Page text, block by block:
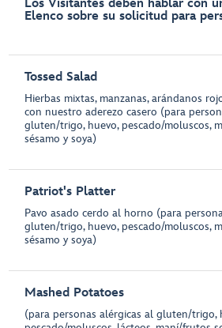
Los Visitantes deben hablar con
Elenco sobre su solicitud para
Tossed Salad
Hierbas mixtas, manzanas, arándanos
con nuestro aderezo casero (para
gluten/trigo, huevo, pescado/moluscos,
sésamo y soya)
Patriot's Platter
Pavo asado cerdo al horno (para
gluten/trigo, huevo, pescado/moluscos,
sésamo y soya)
Mashed Potatoes
(para personas alérgicas al gluten/trigo,